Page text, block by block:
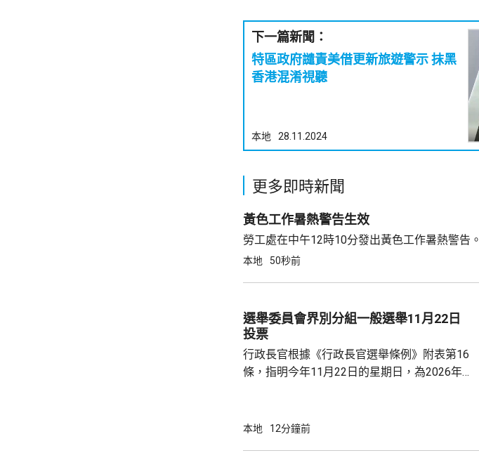
下一篇新聞：
特區政府譴責美借更新旅遊警示 抹黑
香港混淆視聽
本地 28.11.2024
更多即時新聞
黃色工作暑熱警告生效
勞工處在中午12時10分發出黃色工作暑熱警告。
本地 50秒前
選舉委員會界別分組一般選舉11月22日
投票
行政長官根據《行政長官選舉條例》附表第16
條，指明今年11月22日的星期日，為2026年
今日刊憲。 選舉的提名期將於10月7日開始，
本地 12分鐘前